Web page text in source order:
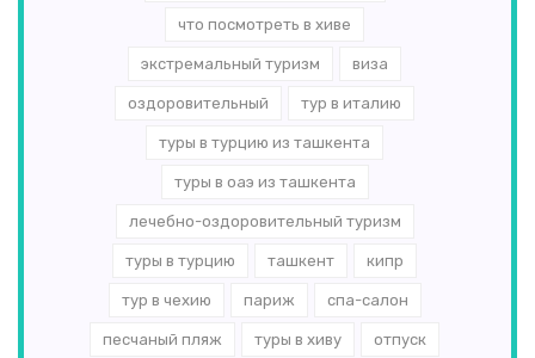
что посмотреть в хиве
экстремальный туризм виза
оздоровительный тур в италию
туры в турцию из ташкента
туры в оаэ из ташкента
лечебно-оздоровительный туризм
туры в турцию ташкент кипр
тур в чехию париж спа-салон
песчаный пляж туры в хиву отпуск